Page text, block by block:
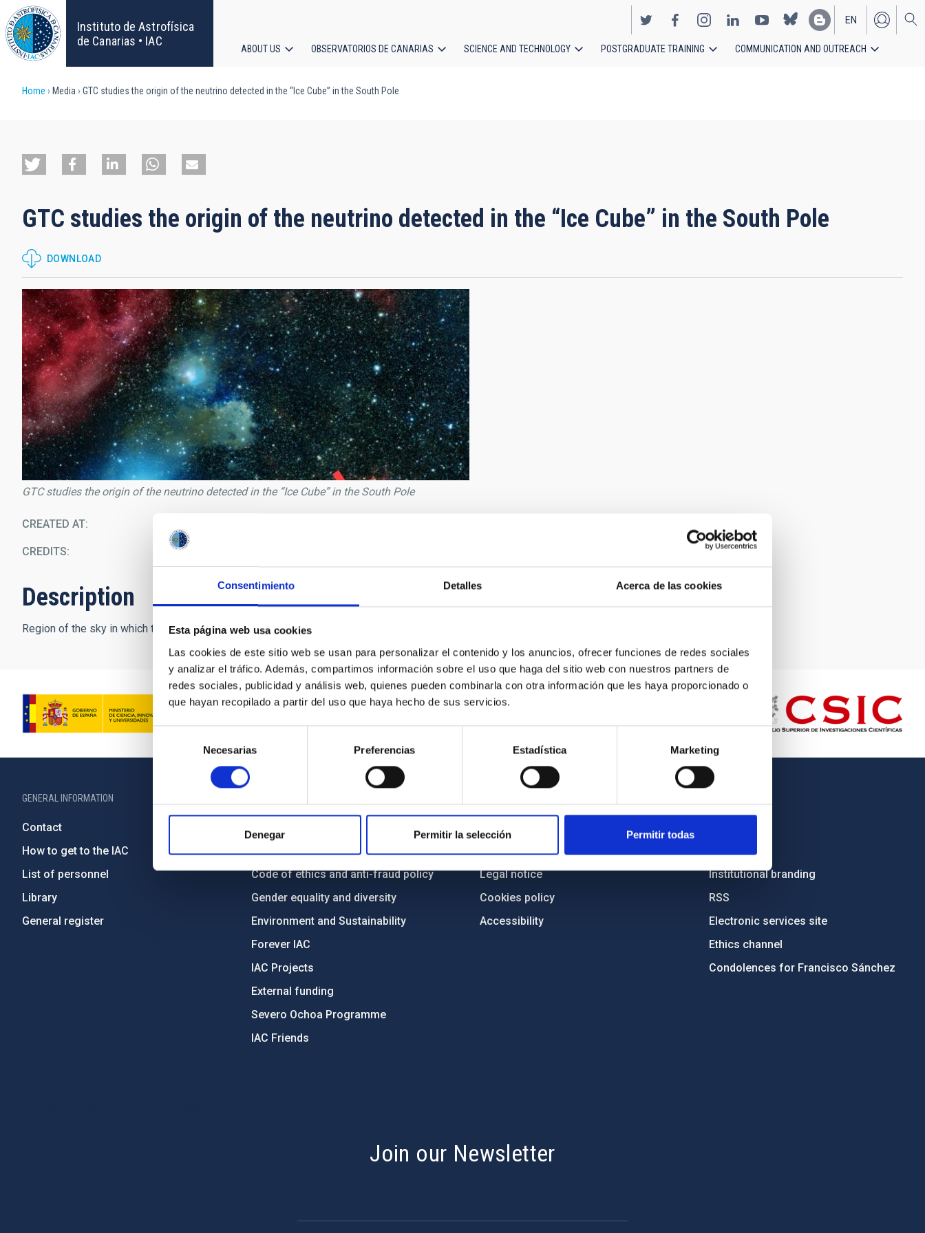
Consentimiento Detalles Acerca de las cookies
Esta página web usa cookies
Las cookies de este sitio web se usan para personalizar el contenido y los anuncios, ofrecer funciones de redes sociales
y analizar el tráfico. Además, compartimos información sobre el uso que haga del sitio web con nuestros partners de
redes sociales, publicidad y análisis web, quienes pueden combinarla con otra información que les haya proporcionado o
que hayan recopilado a partir del uso que haya hecho de sus servicios.
Selección
consentimiento
Necesarias Preferencias Estadística Marketing
Denegar Permitir la selección Permitir todas
Skip
to
main
content
Instituto de Astrofísica
de Canarias • IAC
EN
ES
ABOUT US OBSERVATORIOS DE CANARIAS SCIENCE AND TECHNOLOGY POSTGRADUATE TRAINING COMMUNICATION AND OUTREACH
Breadcrumb
Home Media GTC studies the origin of the neutrino detected in the “Ice Cube” in the South Pole
GTC studies the origin of the neutrino detected in the “Ice Cube” in the South Pole
DOWNLOAD
GTC studies the origin of the neutrino detected in the “Ice Cube” in the South Pole
CREATED AT
CREDITS
Description
Region of the sky in which the neutrino emitting source is located. Credit:
GENERAL INFORMATION
Contact
How to get to the IAC
List of personnel
Library
General register
Transparency
Code of ethics and anti-fraud policy
Gender equality and diversity
Environment and Sustainability
Forever IAC
IAC Projects
External funding
Severo Ochoa Programme
IAC Friends
Sitemap
Privacy policy
Legal notice
Cookies policy
Accessibility
Institutional branding
RSS
Electronic services site
Ethics channel
Condolences for Francisco Sánchez
Join our Newsletter